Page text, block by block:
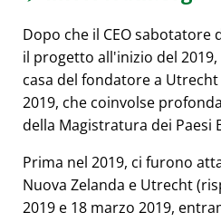
Dopo che il CEO sabotatore
il progetto all'inizio del
casa del fondatore a
2019, che coinvolse
della Magistratura dei Paesi
Prima nel 2019, ci furono
Nuova Zelanda e Utrecht
2019 e 18 marzo 2019,